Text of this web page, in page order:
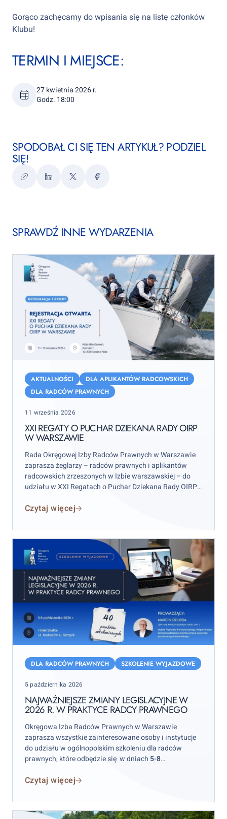
Gorąco zachęcamy do wpisania się na listę członków
Klubu!
TERMIN I MIEJSCE:
27 kwietnia 2026 r.
Godz. 18:00
SPODOBAŁ CI SIĘ TEN ARTYKUŁ? PODZIEL
SIĘ!
KopiujLinkedInTwitterFacebook
SPRAWDŹ INNE WYDARZENIA
Regaty
Dziekana
Rady
OIRP
Warszawie
AKTUALNOŚCI
DLA APLIKANTÓW RADCOWSKICH
DLA RADCÓW PRAWNYCH
Posted
11 września 2026
XXI REGATY O PUCHAR DZIEKANA RADY OIRP
W WARSZAWIE
Rada Okręgowej Izby Radców Prawnych w Warszawie
zaprasza żeglarzy – radców prawnych i aplikantów
radcowskich zrzeszonych w Izbie warszawskiej – do
udziału w XXI Regatach o Puchar Dziekana Rady OIRP
września 2026 r. (sobota–niedziela), przy czym
Czytaj więcej
zmiany
2026
praktyce
radcy
prawnego
DLA RADCÓW PRAWNYCH SZKOLENIE WYJAZDOWE
Posted
5 października 2026
NAJWAŻNIEJSZE ZMIANY LEGISLACYJNE W
2026 R. W PRAKTYCE RADCY PRAWNEGO
Okręgowa Izba Radców Prawnych w Warszawie
zaprasza wszystkie zainteresowane osoby i instytucje
do udziału w ogólnopolskim szkoleniu dla radców
prawnych, które odbędzie się w dniach 5-8
Czytaj więcej